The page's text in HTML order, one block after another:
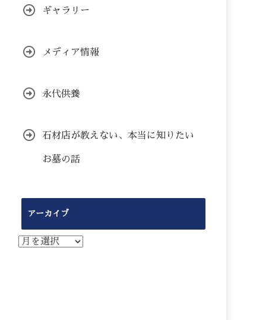
ギャラリー
メディア情報
永代供養
石材店が教えない、本当に知りたい
お墓の話
アーカイブ
ア
ー